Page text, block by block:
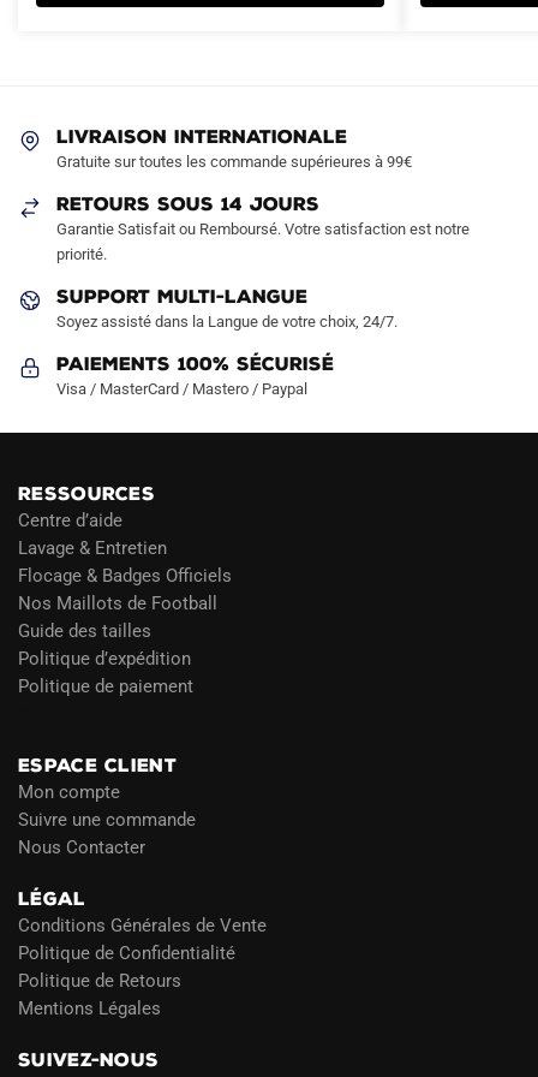
la
LIVRAISON INTERNATIONALE
Gratuite sur toutes les commande supérieures à 99€
RETOURS SOUS 14 JOURS
Garantie Satisfait ou Remboursé. Votre satisfaction est notre
priorité.
SUPPORT MULTI-LANGUE
Soyez assisté dans la Langue de votre choix, 24/7.
Paiements 100% Sécurisé
Visa / MasterCard / Mastero / Paypal
RESSOURCES
Centre d’aide
Lavage & Entretien
Flocage & Badges Officiels
Nos Maillots de Football
Guide des tailles
Politique d’expédition
Politique de paiement
ESPACE CLIENT
Mon compte
Suivre une commande
Nous Contacter
LÉGAL
Conditions Générales de Vente
Politique de Confidentialité
Politique de Retours
Mentions Légales
SUIVEZ-NOUS